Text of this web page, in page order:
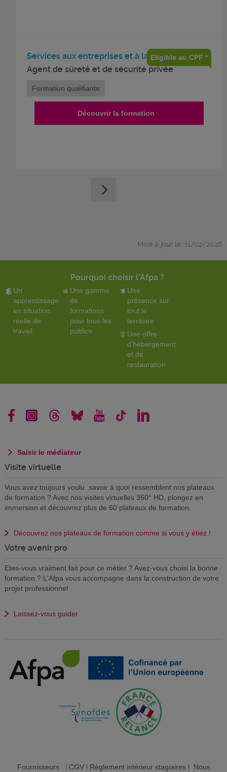
Services aux entreprises et à la personne
Agent de sûreté et de sécurité privée
Eligible au CPF *
Formation qualifiante
Découvrir la formation
Mise à jour le :11/02/2026
Pourquoi choisir l'Afpa ?
Un
apprentissage
en situation
réelle de
travail
Une gamme
de
formations
pour tous les
publics
Une
présence sur
tout le
territoire
Une offre
d'hébergement
et de
restauration
Saisir le médiateur
Visite virtuelle
Vous avez toujours voulu savoir à quoi ressemblent nos plateaux
de formation ? Avec nos visites virtuelles 360° HD, plongez en
immersion et découvrez plus de 60 plateaux de formation.
Découvrez nos plateaux de formation comme si vous y étiez !
Votre avenir pro
Etes-vous vraiment fait pour ce métier ? Avez-vous choisi la bonne
formation ? L'Afpa vous accompagne dans la construction de votre
projet professionnel
Laissez-vous guider
Fournisseurs| CGV| Règlement intérieur stagiaires| Nous